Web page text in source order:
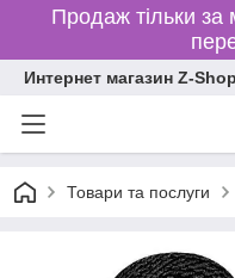
Продаж тільки за
Интернет магазин Z-Shop
Товари та послуги